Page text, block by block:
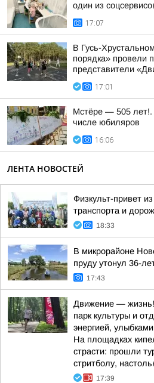
один из
17:07
В Гусь-
порядка» провели
представители
17:01
Мстёре — 505
числе юбиляров
16:06
ЛЕНТА НОВОСТЕЙ
Физкульт-привет
транспорта и
18:33
В микрорайоне
пруду утонул 36-
17:43
Движение —
парк культуры и
энергией,
На площадках
страсти: прошли
стритболу,
17:39